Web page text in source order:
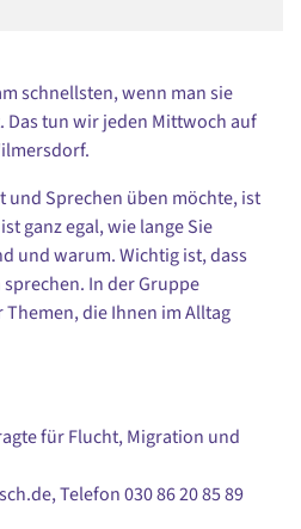
schnellsten, wenn man sie
tun wir jeden Mittwoch auf
und Sprechen üben möchte, ist
ganz egal, wie lange Sie
und warum. Wichtig ist, dass
In der Gruppe
die Ihnen im Alltag
für Flucht, Migration und
Telefon030 86 20 85 89